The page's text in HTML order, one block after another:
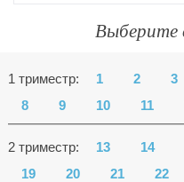
Выберите
1 триместр: 1 2 3
8
9 10 11
2 триместр: 13 14
19
20 21 22